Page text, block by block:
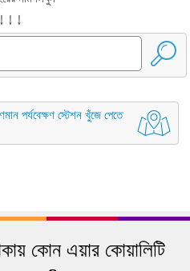
↓ ↓ ↓
পর্যবেক্ষণ স্টেশন খুঁজে পেতে
কোন এয়ার কোয়ালিটি